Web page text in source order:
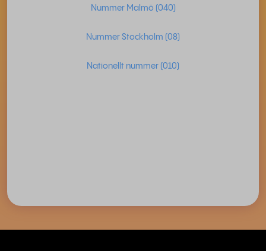
Nummer Malmö (040)
Nummer Stockholm (08)
Nationellt nummer (010)